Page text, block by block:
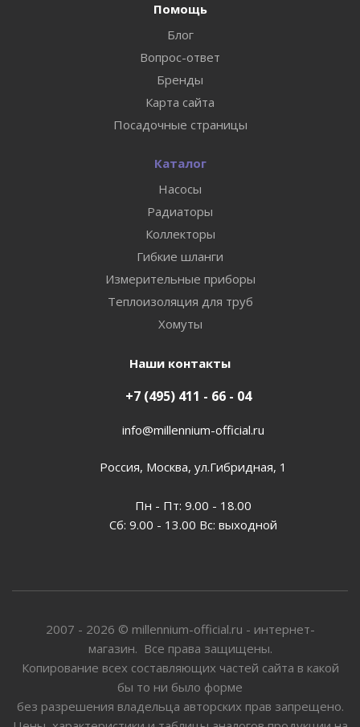
Помощь
Блог
Вопрос-ответ
Бренды
Карта сайта
Посадочные страницы
Каталог
Насосы
Радиаторы
Коллекторы
Гибкие шланги
Измерительные приборы
Теплоизоляция для труб
Хомуты
Наши контакты
+7 (495) 411 - 66 - 04
info@millennium-official.ru
Россия, Москва, ул.Гибридная, 1
Пн - Пт: 9.00 - 18.00
Сб: 9.00 - 13.00 Вс: выходной
2007 - 2026 © millennium-official.ru - интернет-
магазин. Все права защищены.
Копирование всех составляющих частей сайта в какой
бы то ни было форме
без разрешения владельца авторских прав запрещено.